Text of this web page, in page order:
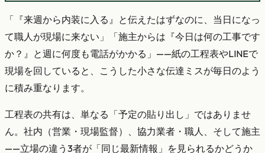
「『来週から内装に入る』と伝えたはずなのに、当日になっ
て職人が現場に来ない」「施主からは『今日は何の工事です
か？』と週に何度も電話がかかる」——紙の工程表やLINEで
現場を回していると、こうした小さな伝達ミスが毎日のよう
に積み重なります。
工程表の共有は、単なる「予定の貼り出し」ではありませ
ん。社内（営業・現場監督）、協力業者・職人、そして施主
——立場の違う3者が「同じ最新情報」を見られるかどうか